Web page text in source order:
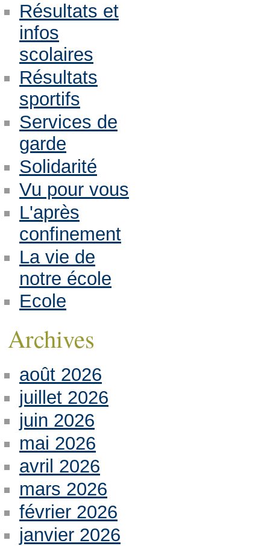
Résultats et
infos
scolaires
Résultats
sportifs
Services de
garde
Solidarité
Vu pour vous
L'après
confinement
La vie de
notre école
Ecole
Archives
août 2026
juillet 2026
juin 2026
mai 2026
avril 2026
mars 2026
février 2026
janvier 2026